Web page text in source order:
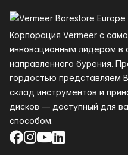
Корпорация Vermeer с
инновационным лидером в
направленного бурения.
гордостью представляем
склад инструментов и
дисков — доступный для
способом.
Facebook
Instagram
YouTube
LinkedIn